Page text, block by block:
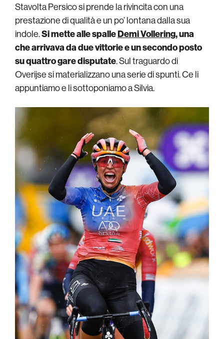
Stavolta Persico si prende la rivincita con una
prestazione di qualità e un po’ lontana dalla sua
indole.Si mette alle spalleDemi Vollering, una
che arrivava da due vittorie e un secondo posto
su quattro gare disputate. Sul traguardo di
Overijse si materializzano una serie di spunti. Ce li
appuntiamo e li sottoponiamo a Silvia.